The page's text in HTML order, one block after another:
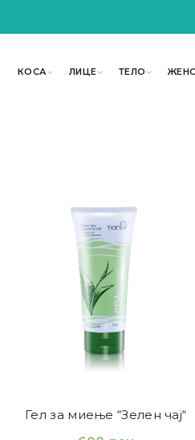
КОСА ЛИЦЕ ТЕЛО
Гел за миење “Зелен чај“